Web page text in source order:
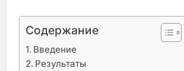
Содержание
Введение
Результаты